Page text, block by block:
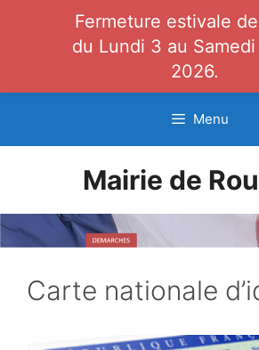
contenu
Menu
Mairie de
Carte nationale
Fermeture estivale
du Lundi 3 au
2026.